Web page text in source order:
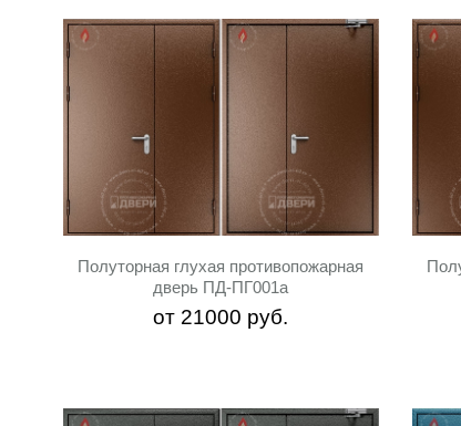
Полуторная глухая противопожарная
дверь ПД-ПГ001a
от 21000 руб.